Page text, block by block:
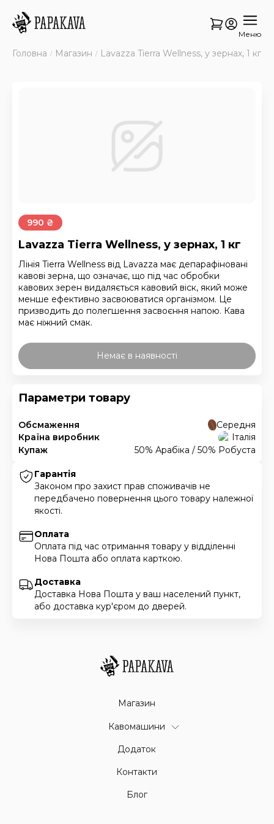
Меню
Головна Магазин Lavazza Tierra Wellness, у зернах, 1 кг
990 ₴
Lavazza Tierra Wellness, у зернах, 1 кг
Лінія Tierra Wellness від Lavazza має депарафіновані
кавові зерна, що означає, що під час обробки
кавових зерен видаляється кавовий віск, який може
менше ефективно засвоюватися організмом. Це
призводить до полегшення засвоєння напою. Кава
має ніжний смак.
Немає в наявності
Параметри товару
Обсмаження
Середня
Країна виробник
Італія
Купаж
50% Арабіка / 50% Робуста
Гарантія
Законом про захист прав споживачів не
передбачено повернення цього товару належної
якості.
Оплата
Оплата під час отримання товару у відділенні
Нова Пошта або оплата карткою.
Доставка
Доставка Нова Пошта у ваш населений пункт,
або доставка кур'єром до дверей.
Магазин
Кавомашини
Додаток
Контакти
Блог